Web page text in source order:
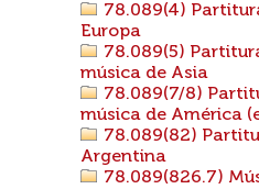
78.089(4)
Europa
78.089(5)
música de Asia
78.089(7/8)
música de América
78.089(82)
Argentina
78.089(826.7)